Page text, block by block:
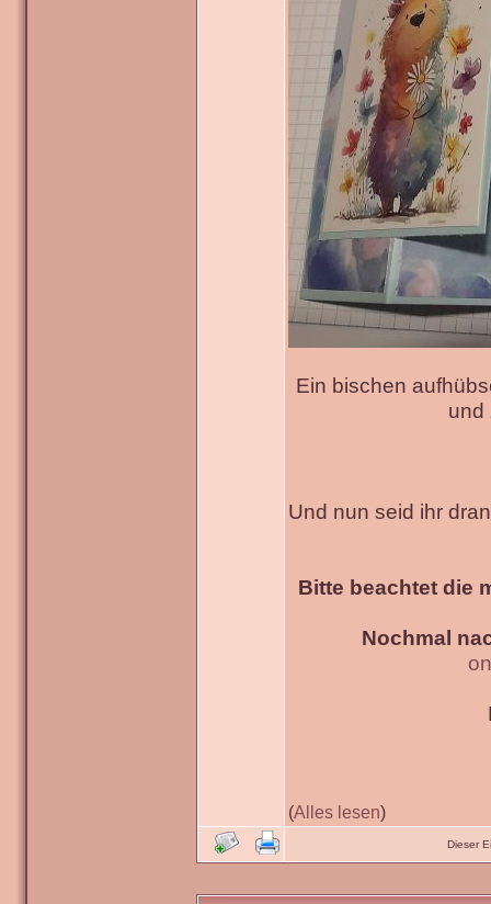
Ein bischen
und
Und nun seid ihr
Bitte beachtet die
Nochmal
(Alles lesen)
Dieser